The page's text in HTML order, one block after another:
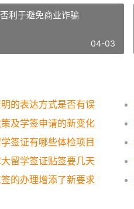
利于避免商业诈骗
04-03
的表达方式是否有误
及学签申请的新变化
签证有哪些体检项目
留学签证贴签要几天
的办理增添了新要求